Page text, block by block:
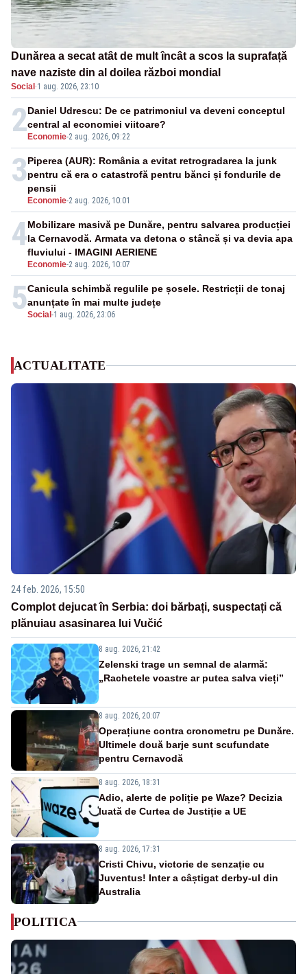
Dunărea a secat atât de mult încât a scos la suprafață
nave naziste din al doilea război mondial
Social ·1 aug. 2026, 23:10
2 Economie-2 aug. 2026, 09:22
Daniel Udrescu: De ce patrimoniul va deveni conceptul
central al economiei viitoare?
3
Economie-2 aug. 2026, 10:01
Piperea (AUR): România a evitat retrogradarea la junk
pentru că era o catastrofă pentru bănci și fondurile de
pensii
4
Economie-2 aug. 2026, 10:07
Mobilizare masivă pe Dunăre, pentru salvarea producției
la Cernavodă. Armata va detona o stâncă și va devia apa
fluviului - IMAGINI AERIENE
5Social -1 aug. 2026, 23:06
Canicula schimbă regulile pe șosele. Restricții de tonaj
anunțate în mai multe județe
ACTUALITATE
24 feb. 2026, 15:50
Complot dejucat în Serbia: doi bărbați, suspectați că
plănuiau asasinarea lui Vučić
8 aug. 2026, 21:42
Zelenski trage un semnal de alarmă:
„Rachetele voastre ar putea salva vieți”
8 aug. 2026, 20:07
Operațiune contra cronometru pe Dunăre.
Ultimele două barje sunt scufundate
pentru Cernavodă
8 aug. 2026, 18:31
Adio, alerte de poliție pe Waze? Decizia
luată de Curtea de Justiție a UE
8 aug. 2026, 17:31
Cristi Chivu, victorie de senzație cu
Juventus! Inter a câștigat derby-ul din
Australia
POLITICA